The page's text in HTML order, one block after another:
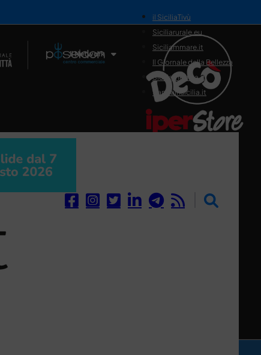
Il Network
il SiciliaTivù
Siciliarurale.eu
Siciliammare.it
Il Giornale della Bellezza
Siciliamedica.it
Sanitainsicilia.it